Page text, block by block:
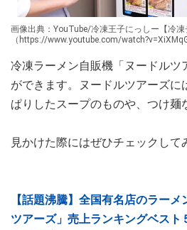
画像出典：YouTube/冷凍王子にっしー【冷凍
（https://www.youtube.com/
冷凍ラーメン自販機「ヌードルツ
ができます。ヌードルツアーズに
ぱりしたスープのものや、つけ麺
見かけた際にはぜひチェックして
【話題沸騰】全国有名店のラー
ツアーズ」売上ランキングベスト